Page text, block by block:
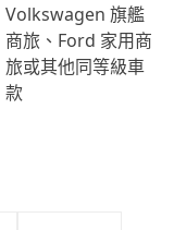
Volkswagen 旗艦
商旅、Ford 家用商
旅或其他同等級車
款